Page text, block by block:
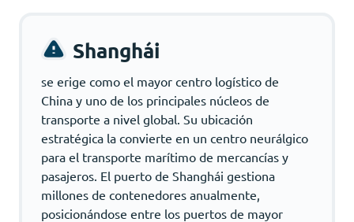
Shanghái
se erige como el mayor centro logístico de
China y uno de los principales núcleos de
transporte a nivel global. Su ubicación
estratégica la convierte en un centro neurálgico
para el transporte marítimo de mercancías y
pasajeros. El puerto de Shanghái gestiona
millones de contenedores anualmente,
posicionándose entre los puertos de mayor